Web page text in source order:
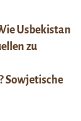
Usbekistan
zu
Sowjetische